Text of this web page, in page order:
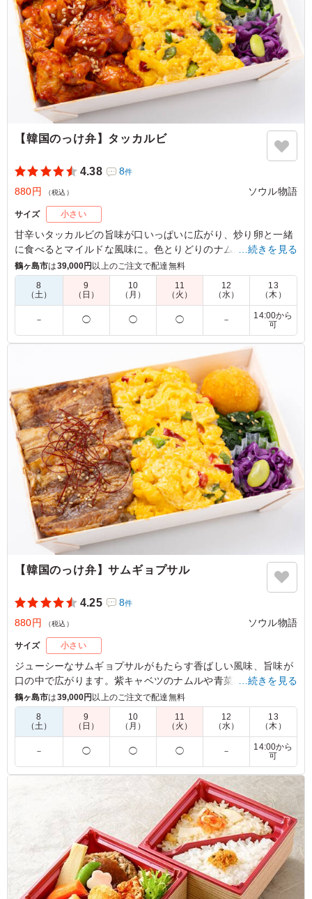
【韓国のっけ弁】タッカルビ
4.38 8件
880円 （税込） ソウル物語
サイズ 小さい
甘辛いタッカルビの旨味が口いっぱいに広がり、炒り卵と一緒
に食べるとマイルドな風味に。色とりどりのナムルとチーズボ
ールが彩りを添え、バランスの取れた味わいを実現。ロケやイ
ベントにぴったりの一品です。
しっかり味のついたタッカルビはご飯が進みまくる最強の
おかずでした。 お弁当のサイズはコンパクトですがしっ
かりボリュームもあって彩もよく蓋を開けた時に食欲をそ
ご利用シーン：ロケ・撮影›撮影
東京都墨田区立花2026/07/20
…続きを見る
鶴ヶ島市は39,000円 以上のご注文で配達無料
8
（土）
9
（日）
10
（月）
11
（火）
12
（水）
13
（木）
－ ◯ ◯ ◯ －
14:00から
可
【韓国のっけ弁】サムギョプサル
4.25 8件
880円 （税込） ソウル物語
サイズ 小さい
ジューシーなサムギョプサルがもたらす香ばしい風味、旨味が
口の中で広がります。紫キャベツのナムルや青菜の彩りが食欲
をそそり、ランチや夕食にぴったりの一品です。
4.0 株式会社いまじん
韓国料理といえばの定番サムギョプサルは人気で真っ先に
なくなりました！ しっかり味のついたお肉にご飯もすす
み、ふわふわの炒り卵やチーズポールもとっても美味しか
ご利用シーン： ロケ・撮影
東京都墨田区立花2026/07/20
…続きを見る
鶴ヶ島市は39,000円以上のご注文で配達無料
8
（土）
9
（日）
10
（月）
11
（火）
12
（水）
13
（木）
－ ◯ ◯ ◯ －
14:00から
可